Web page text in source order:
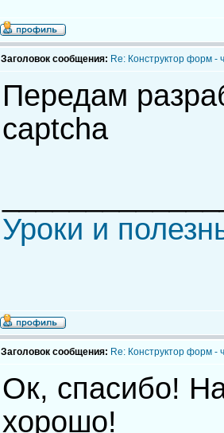
Заголовок сообщения: Re: Конструктор форм -
Передам
captcha
Уроки и
Заголовок сообщения: Re: Конструктор форм -
Ок, спасибо!
хорошо!